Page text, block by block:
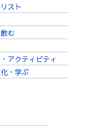
スト
む
アクティビティ
・学ぶ